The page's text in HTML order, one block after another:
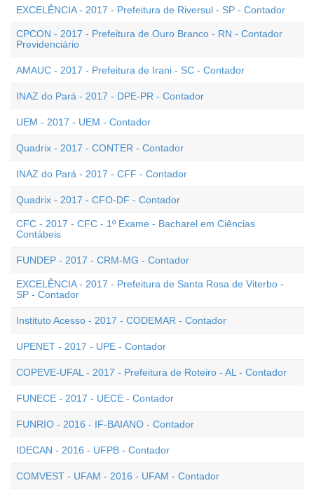
EXCELÊNCIA - 2017 - Prefeitura de Riversul - SP - Contador
CPCON - 2017 - Prefeitura de Ouro Branco - RN - Contador
Previdenciário
AMAUC - 2017 - Prefeitura de Irani - SC - Contador
INAZ do Pará - 2017 - DPE-PR - Contador
UEM - 2017 - UEM - Contador
Quadrix - 2017 - CONTER - Contador
INAZ do Pará - 2017 - CFF - Contador
Quadrix - 2017 - CFO-DF - Contador
CFC - 2017 - CFC - 1º Exame - Bacharel em Ciências
Contábeis
FUNDEP - 2017 - CRM-MG - Contador
EXCELÊNCIA - 2017 - Prefeitura de Santa Rosa de Viterbo -
SP - Contador
Instituto Acesso - 2017 - CODEMAR - Contador
UPENET - 2017 - UPE - Contador
COPEVE-UFAL - 2017 - Prefeitura de Roteiro - AL - Contador
FUNECE - 2017 - UECE - Contador
FUNRIO - 2016 - IF-BAIANO - Contador
IDECAN - 2016 - UFPB - Contador
COMVEST - UFAM - 2016 - UFAM - Contador